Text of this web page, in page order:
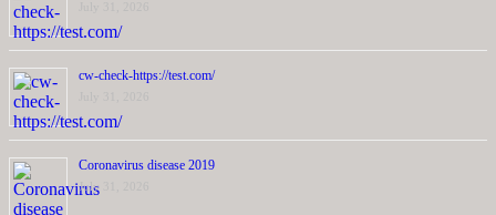
cw-check-https://test.com/
Coronavirus disease 2019
July 31, 2026